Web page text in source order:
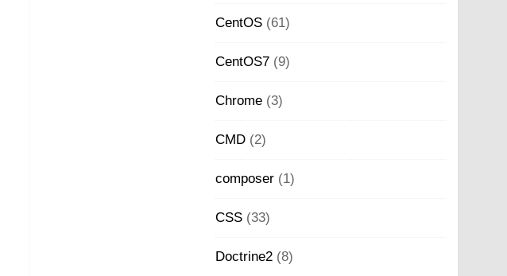
CentOS (61)
CentOS7 (9)
Chrome (3)
CMD (2)
composer (1)
CSS (33)
Doctrine2 (8)